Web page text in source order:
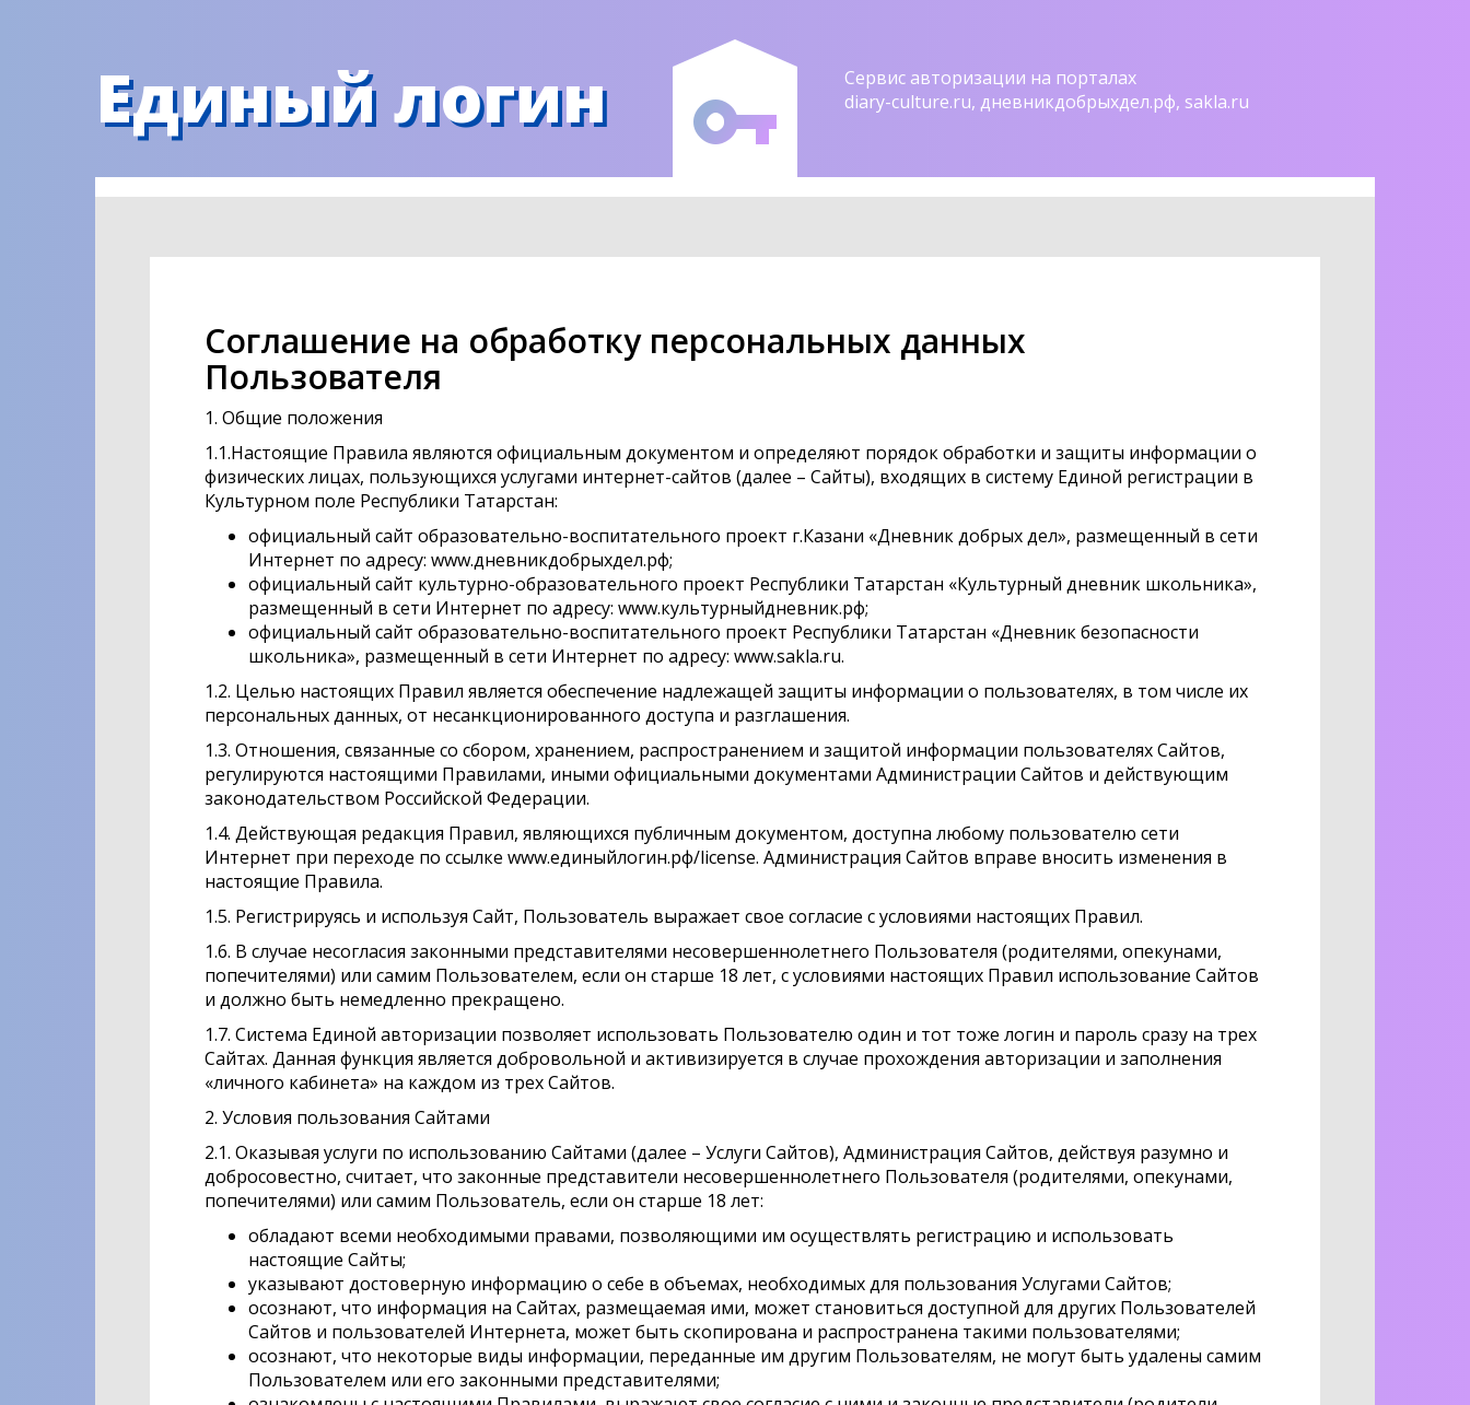
Единый логин
Сервис авторизации на порталах
diary-culture.ru, дневникдобрыхдел.рф, sakla.ru
Соглашение на обработку персональных данных
Пользователя
1. Общие положения
1.1.Настоящие Правила являются официальным документом и определяют порядок обработки и защиты информации о
физических лицах, пользующихся услугами интернет-сайтов (далее – Сайты), входящих в систему Единой регистрации в
Культурном поле Республики Татарстан:
официальный сайт образовательно-воспитательного проект г.Казани «Дневник добрых дел», размещенный в сети
Интернет по адресу: www.дневникдобрыхдел.рф;
официальный сайт культурно-образовательного проект Республики Татарстан «Культурный дневник школьника»,
размещенный в сети Интернет по адресу: www.культурныйдневник.рф;
официальный сайт образовательно-воспитательного проект Республики Татарстан «Дневник безопасности
школьника», размещенный в сети Интернет по адресу: www.sakla.ru.
1.2. Целью настоящих Правил является обеспечение надлежащей защиты информации о пользователях, в том числе их
персональных данных, от несанкционированного доступа и разглашения.
1.3. Отношения, связанные со сбором, хранением, распространением и защитой информации пользователях Сайтов,
регулируются настоящими Правилами, иными официальными документами Администрации Сайтов и действующим
законодательством Российской Федерации.
1.4. Действующая редакция Правил, являющихся публичным документом, доступна любому пользователю сети
Интернет при переходе по ссылке www.единыйлогин.рф/license. Администрация Сайтов вправе вносить изменения в
настоящие Правила.
1.5. Регистрируясь и используя Сайт, Пользователь выражает свое согласие с условиями настоящих Правил.
1.6. В случае несогласия законными представителями несовершеннолетнего Пользователя (родителями, опекунами,
попечителями) или самим Пользователем, если он старше 18 лет, с условиями настоящих Правил использование Сайтов
и должно быть немедленно прекращено.
1.7. Система Единой авторизации позволяет использовать Пользователю один и тот тоже логин и пароль сразу на трех
Сайтах. Данная функция является добровольной и активизируется в случае прохождения авторизации и заполнения
«личного кабинета» на каждом из трех Сайтов.
2. Условия пользования Сайтами
2.1. Оказывая услуги по использованию Сайтами (далее – Услуги Сайтов), Администрация Сайтов, действуя разумно и
добросовестно, считает, что законные представители несовершеннолетнего Пользователя (родителями, опекунами,
попечителями) или самим Пользователь, если он старше 18 лет:
обладают всеми необходимыми правами, позволяющими им осуществлять регистрацию и использовать
настоящие Сайты;
указывают достоверную информацию о себе в объемах, необходимых для пользования Услугами Сайтов;
осознают, что информация на Сайтах, размещаемая ими, может становиться доступной для других Пользователей
Сайтов и пользователей Интернета, может быть скопирована и распространена такими пользователями;
осознают, что некоторые виды информации, переданные им другим Пользователям, не могут быть удалены самим
Пользователем или его законными представителями;